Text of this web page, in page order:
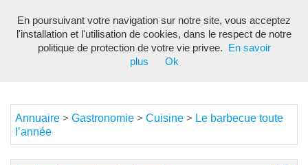
Annuaire > Gastronomie > Cuisine > Le barbecue toute
l’année
En poursuivant votre navigation sur notre site, vous acceptez
l'installation et l'utilisation de cookies, dans le respect de notre
politique de protection de votre vie privee.
En savoir
plus
Ok